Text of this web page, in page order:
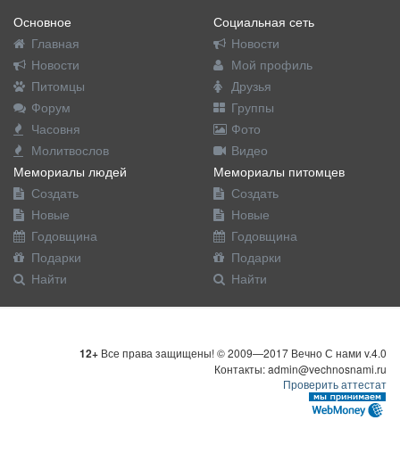
Основное
Главная
Новости
Питомцы
Форум
Часовня
Молитвослов
Социальная сеть
Новости
Мой профиль
Друзья
Группы
Фото
Видео
Мемориалы людей
Создать
Новые
Годовщина
Подарки
Найти
Мемориалы питомцев
Создать
Новые
Годовщина
Подарки
Найти
12+ Все права защищены! © 2009—2017 Вечно С нами v.4.0
Контакты: admin@vechnosnami.ru
Проверить аттестат